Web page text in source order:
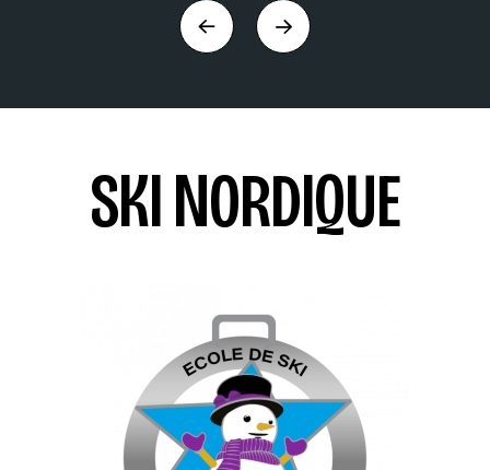
PrécédentSuivant
SKI NORDIQUE